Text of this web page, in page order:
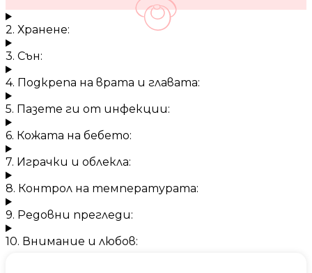
2. Хранене:
3. Сън:
4. Подкрепа на врата и главата:
5. Пазете ги от инфекции:
6. Кожата на бебето:
7. Играчки и облекла:
8. Контрол на температурата:
9. Редовни прегледи:
10. Внимание и любов: